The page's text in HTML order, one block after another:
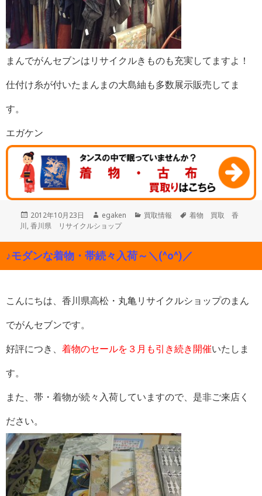
まんでがんセブンはリサイクルきものも充実してますよ！
仕付け糸が付いたまんまの大島紬も多数展示販売してま
す。
エガケン
投
稿
2012年10月23日
作
成
egaken
カ
ー
買取情報
タ
着物 買取 香
川,香川県 リサイクルショップ
♪モダンな着物・帯続々入荷～＼(^o^)／
こんにちは、香川県高松・丸亀リサイクルショップのまん
でがんセブンです。
好評につき、 着物のセールを３月も引き続き開催いたしま
す。
また、帯・着物が続々入荷していますので、是非ご来店く
ださい。